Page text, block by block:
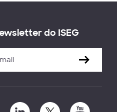
do ISEG